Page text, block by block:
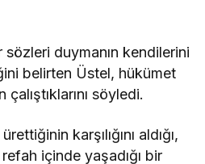
duymanın kendilerini
belirten Üstel, hükümet
söyledi.
karşılığını aldığı,
içinde yaşadığı bir